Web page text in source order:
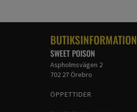
BUTIKSINFORMATION
SWEET POISON
Aspholmsvägen 2
702 27 Örebro
ÖPPETTIDER